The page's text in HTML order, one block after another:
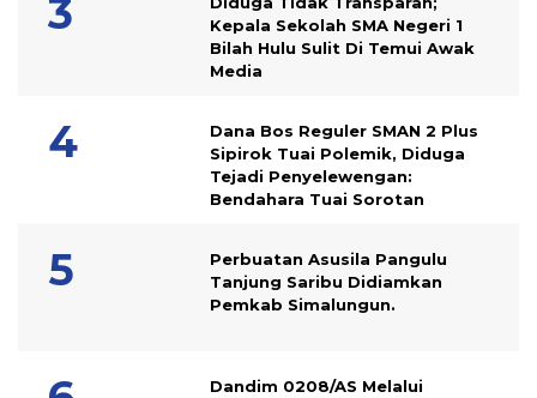
Kepala Sekolah SMA Negeri 1
Bilah Hulu Sulit Di Temui Awak
Media
Dana Bos Reguler SMAN 2 Plus
Sipirok Tuai Polemik, Diduga
Tejadi Penyelewengan:
Bendahara Tuai Sorotan
Perbuatan Asusila Pangulu
Tanjung Saribu Didiamkan
Pemkab Simalungun.
Dandim 0208/AS Melalui